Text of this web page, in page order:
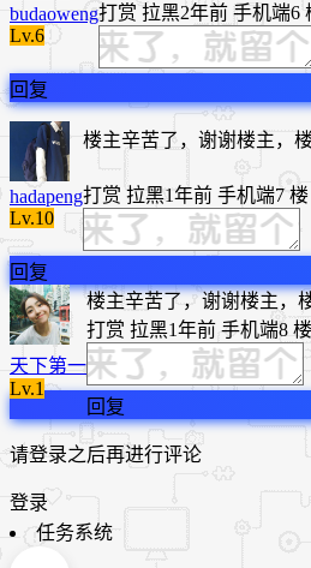
budaoweng
Lv.6
打赏 拉黑2年前 手机端6
回复
hadapeng
Lv.10
楼主辛苦了，谢谢楼主，
打赏 拉黑1年前 手机端7 楼
回复
天下第一
Lv.1
楼主辛苦了，谢谢楼主，
打赏 拉黑1年前 手机端8 楼
回复
请登录之后再进行评论
登录
任务系统